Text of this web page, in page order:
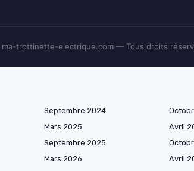
trottinette-electrique.com — Tous droits
Septembre 2024
Mars 2025 Avril
Septembre 2025
Mars 2026 Avril